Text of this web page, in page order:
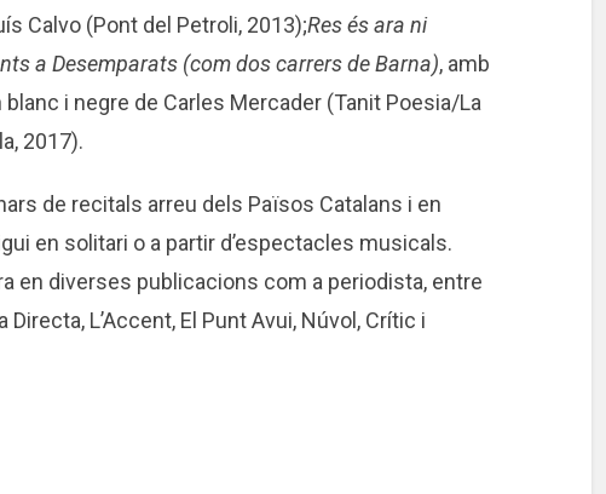
Calvo (Pont del Petroli, 2013);Res és ara ni
a Desemparats (com dos carrers de Barna), amb
i negre de Carles Mercader (Tanit Poesia/La
2017).
de recitals arreu dels Països Catalans i en
en solitari o a partir d’espectacles musicals.
en diverses publicacions com a periodista, entre
L’Accent, El Punt Avui, Núvol, Crític i